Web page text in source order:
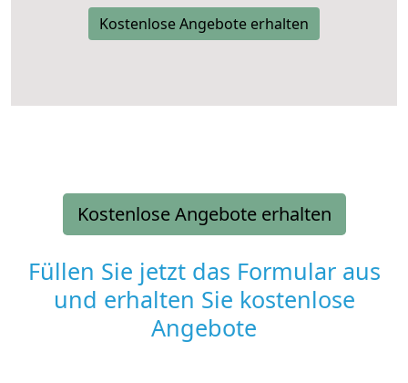
Kostenlose Angebote erhalten
Kostenlose Angebote erhalten
Füllen Sie jetzt das Formular aus
und erhalten Sie kostenlose
Angebote